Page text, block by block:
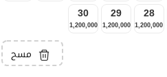
28
1,200,000
29
1,200,000
30
1,200,000
مسح